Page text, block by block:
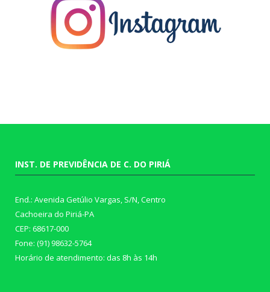
INST. DE PREVIDÊNCIA DE C. DO PIRIÁ
End.: Avenida Getúlio Vargas, S/N, Centro
Cachoeira do Piriá-PA
CEP: 68617-000
Fone: (91) 98632-5764
Horário de atendimento: das 8h às 14h